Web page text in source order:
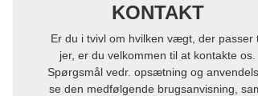
KONTAKT
Er du i tvivl om hvilken vægt, der passer
jer, er du velkommen til at kontakte os.
Spørgsmål vedr. opsætning og
se den medfølgende brugsanvisning,